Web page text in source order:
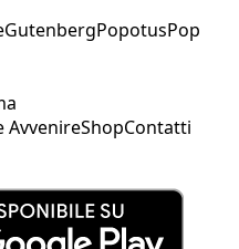
GutenbergPopotusPop
AvvenireShopContatti